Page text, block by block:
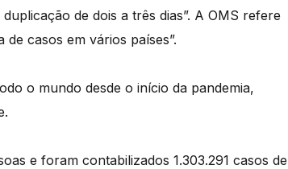
de dois a três dias”. A OMS refere
casos em vários países”.
o mundo desde o início da pandemia,
e foram contabilizados 1.303.291 casos de